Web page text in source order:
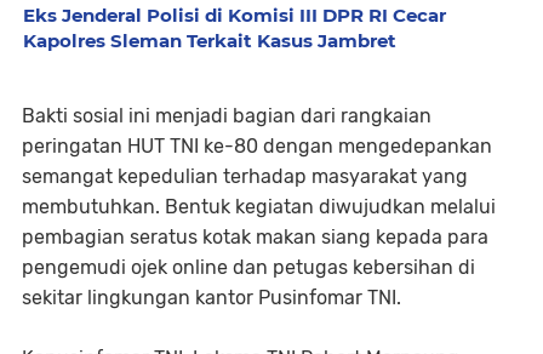
Eks Jenderal Polisi di Komisi III DPR RI Cecar
Kapolres Sleman Terkait Kasus Jambret
Bakti sosial ini menjadi bagian dari rangkaian
peringatan HUT TNI ke-80 dengan mengedepankan
semangat kepedulian terhadap masyarakat yang
membutuhkan. Bentuk kegiatan diwujudkan melalui
pembagian seratus kotak makan siang kepada para
pengemudi ojek online dan petugas kebersihan di
sekitar lingkungan kantor Pusinfomar TNI.